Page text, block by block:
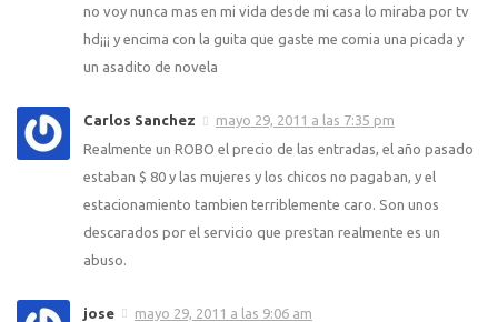
no voy nunca mas en mi vida desde mi casa lo miraba por tv
hd¡¡¡ y encima con la guita que gaste me comia una picada y
un asadito de novela
Carlos Sanchez
mayo 29, 2011 a las 7:35 pm
Realmente un ROBO el precio de las entradas, el año pasado
estaban $ 80 y las mujeres y los chicos no pagaban, y el
estacionamiento tambien terriblemente caro. Son unos
descarados por el servicio que prestan realmente es un
abuso.
jose
mayo 29, 2011 a las 9:06 am